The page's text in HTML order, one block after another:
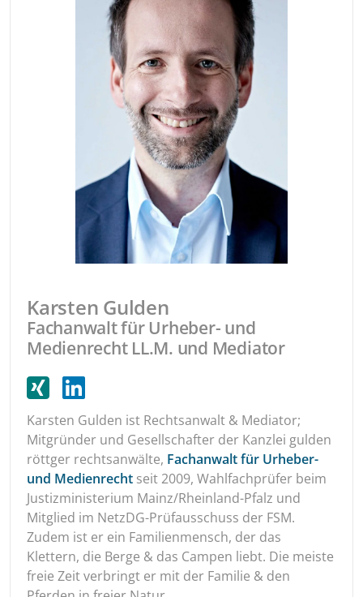
Karsten Gulden
Fachanwalt für Urheber- und
Medienrecht LL.M. und Mediator
Karsten Gulden ist Rechtsanwalt & Mediator;
Mitgründer und Gesellschafter der Kanzlei gulden
röttger rechtsanwälte, Fachanwalt für Urheber-
und Medienrecht seit 2009, Wahlfachprüfer beim
Justizministerium Mainz/Rheinland-Pfalz und
Mitglied im NetzDG-Prüfausschuss der FSM.
Zudem ist er ein Familienmensch, der das
Klettern, die Berge & das Campen liebt. Die meiste
freie Zeit verbringt er mit der Familie & den